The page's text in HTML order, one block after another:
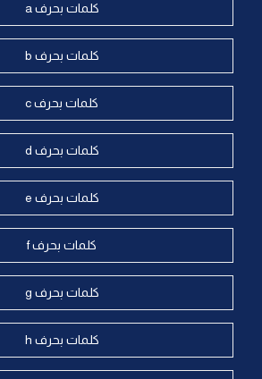
كلمات بحرف a
كلمات بحرف b
كلمات بحرف c
كلمات بحرف d
كلمات بحرف e
كلمات بحرف f
كلمات بحرف g
كلمات بحرف h